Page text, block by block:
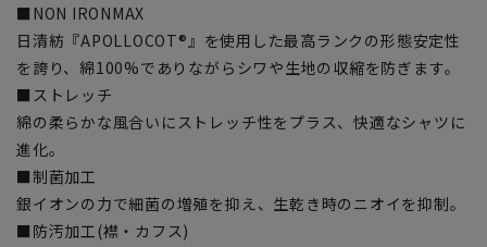
■NON IRONMAX
日清紡『APOLLOCOT®』を使用した最高ランクの形態安定性
を誇り、綿100%でありながらシワや生地の収縮を防ぎます。
■ストレッチ
綿の柔らかな風合いにストレッチ性をプラス、快適なシャツに
進化。
■制菌加工
銀イオンの力で細菌の増殖を抑え、生乾き時のニオイを抑制。
■防汚加工(襟・カフス)